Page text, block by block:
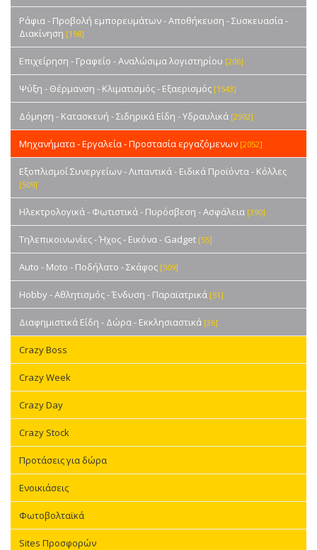
Ράφια - Προβολή εμπορευμάτων - Αποθήκευση - Συσκευασία -
Διακίνηση [198]
Επιχείρηση - Γραφείο - Αναλώσιμα λογιστηρίου [206]
Ψύξη - Θέρμανση - Κλιματισμός - Εξαερισμός [1543]
Δόμηση - Κατασκευή - Σιδηρικά Είδη - Υδραυλικά [2992]
Μηχανήματα - Εργαλεία - Προστασία εργαζόμενων [2052]
Εξοπλισμοί Συνεργείων - Λιπαντικά - Ειδικά Προϊόντα - Κόλλες
[509]
Ηλεκτρολογικά - Φωτιστικά - Πυρόσβεση - Ασφάλεια [390]
Τηλεπικοινωνίες - Ήχος - Εικόνα - Gadget [55]
Auto - Moto - Ποδήλατο - Σκάφος [509]
Hobby - Αθλητισμός - Ένδυση - Παραϊατρικά [51]
Διαφημιστικά Είδη - Δώρα - Εκκλησιαστικά [36]
Crazy Boss
Crazy Week
Crazy Day
Crazy Stock
Προτάσεις για δώρα
Ενοικιάσεις
Φωτοβολταϊκά
Sites Προσφορών